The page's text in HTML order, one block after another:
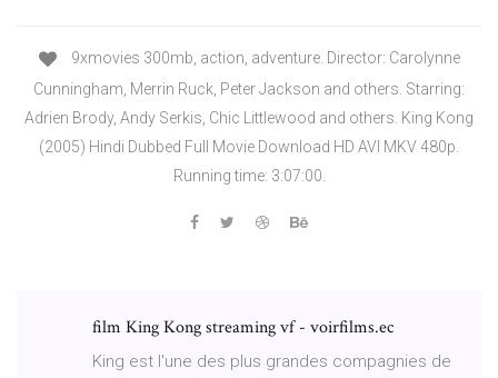
9xmovies 300mb, action, adventure. Director: Carolynne
Cunningham, Merrin Ruck, Peter Jackson and others. Starring:
Adrien Brody, Andy Serkis, Chic Littlewood and others. King Kong
(2005) Hindi Dubbed Full Movie Download HD AVI MKV 480p.
Running time: 3:07:00.
film King Kong streaming vf - voirfilms.ec
King est l'une des plus grandes compagnies de